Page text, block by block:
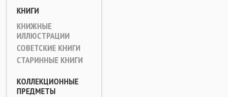
КНИГИ
КНИЖНЫЕ
ИЛЛЮСТРАЦИИ
СОВЕТСКИЕ КНИГИ
СТАРИННЫЕ КНИГИ
КОЛЛЕКЦИОННЫЕ
ПРЕДМЕТЫ